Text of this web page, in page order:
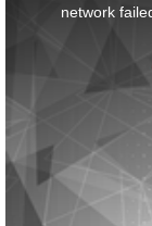
network